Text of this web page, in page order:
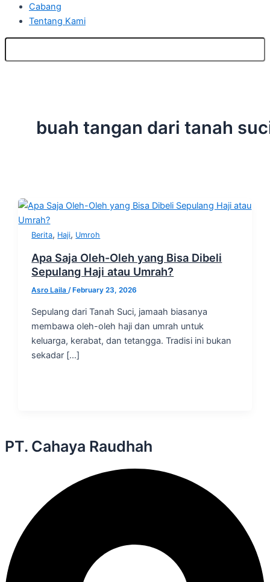
Cabang
Tentang Kami
buah tangan dari tanah
Berita, Haji, Umroh
Apa Saja Oleh-Oleh yang Bisa Dibeli
Sepulang Haji atau Umrah?
Asro Laila/ February 23, 2026
Sepulang dari Tanah Suci, jamaah biasanya
membawa oleh-oleh haji dan umrah untuk
keluarga, kerabat, dan tetangga. Tradisi ini bukan
sekadar […]
PT. Cahaya Raudhah